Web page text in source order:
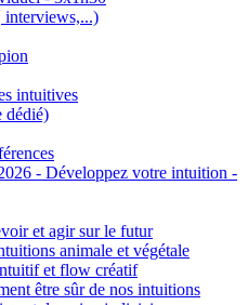
interviews,...)
intuitives
dédié)
- Développez votre intuition -
et agir sur le futur
animale et végétale
et flow créatif
être sûr de nos intuitions